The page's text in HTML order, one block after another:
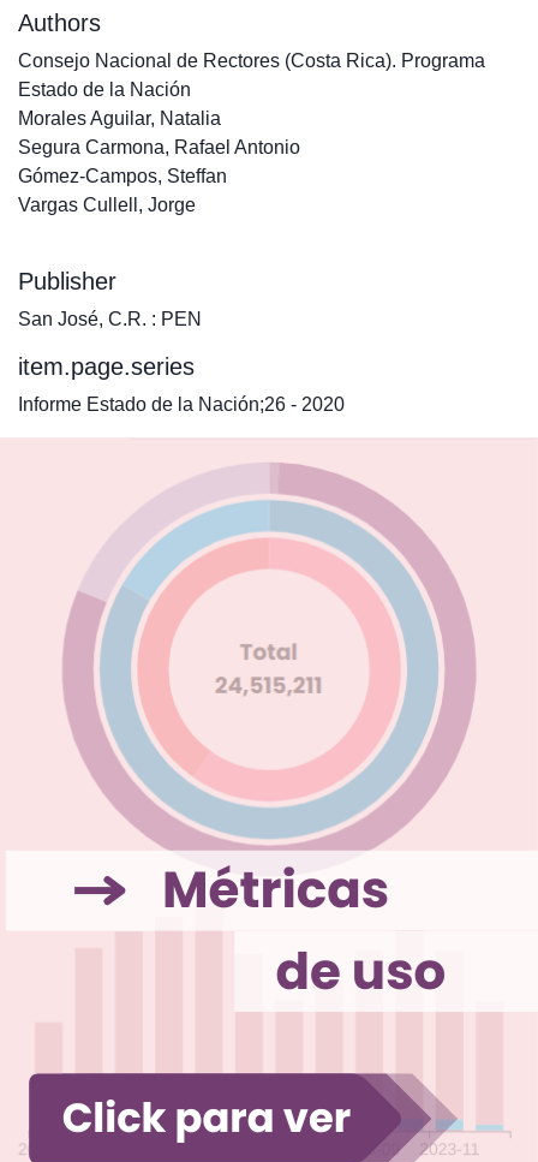
Authors
Consejo Nacional de Rectores (Costa Rica). Programa
Estado de la Nación
Morales Aguilar, Natalia
Segura Carmona, Rafael Antonio
Gómez-Campos, Steffan
Vargas Cullell, Jorge
Publisher
San José, C.R. : PEN
item.page.series
Informe Estado de la Nación;26 - 2020